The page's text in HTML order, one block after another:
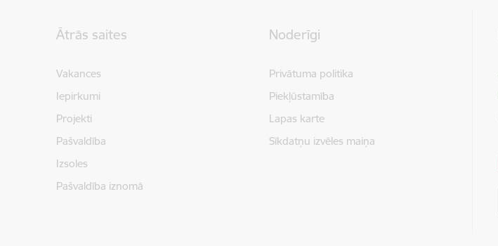
Ātrās saites
Vakances
Iepirkumi
Projekti
Pašvaldība
Izsoles
Pašvaldība iznomā
Noderīgi
Privātuma politika
Piekļūstamība
Lapas karte
Sīkdatņu izvēles maiņa